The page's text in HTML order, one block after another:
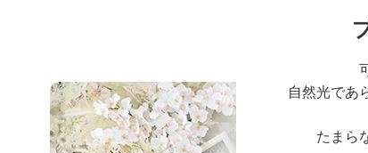
自然光であ
たまら
リルスタジオ
シンプルで清潔感のある広い空間のスタジ